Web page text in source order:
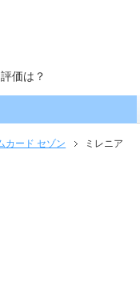
価は？
カード セゾン
ミレニア